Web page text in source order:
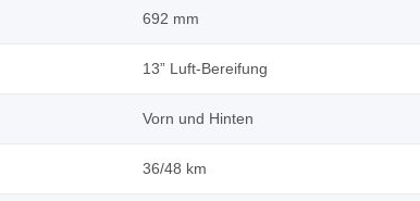
692 mm
13” Luft-Bereifung
Vorn und Hinten
36/48 km